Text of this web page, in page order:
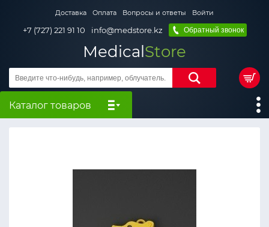
Доставка Оплата Вопросы и ответы Войти
+7 (727) 221 91 10 info@medstore.kz Обратный звонок
MedicalStore
Каталог товаров